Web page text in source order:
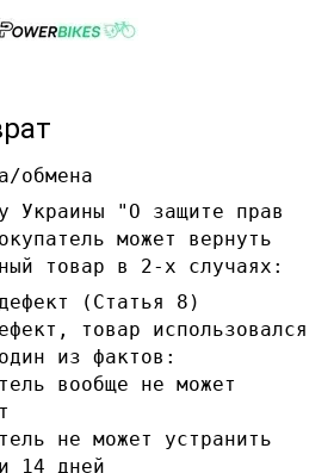
обмена
Украины "О защите прав
может вернуть
товар в 2-х случаях:
(Статья 8)
товар использовался
из фактов:
вообще не может
не может устранить
14 дней